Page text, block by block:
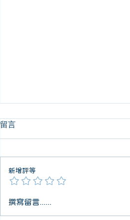
【醫師/高階醫事主管合約｜
留言
新增評等
撰寫留言......